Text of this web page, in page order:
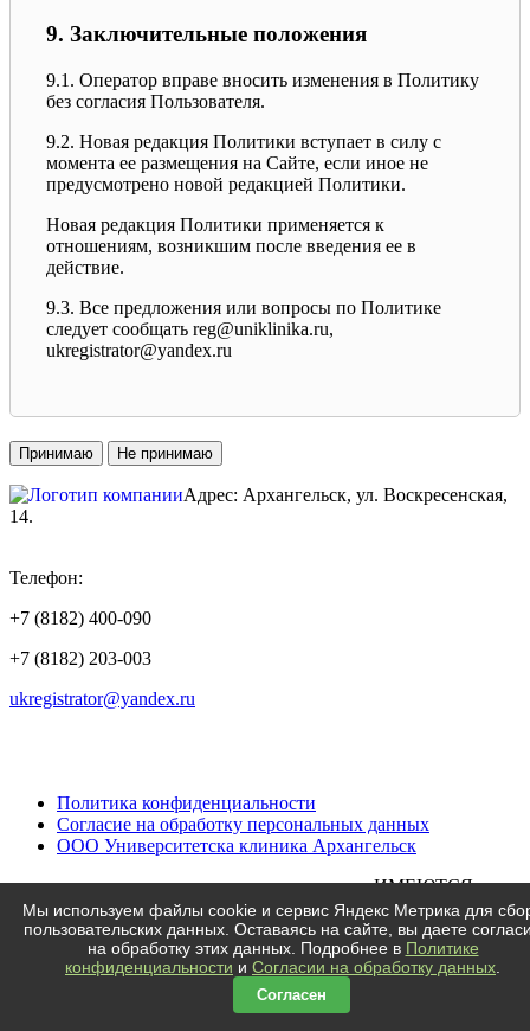
9. Заключительные положения
9.1. Оператор вправе вносить изменения в Политику
без согласия Пользователя.
9.2. Новая редакция Политики вступает в силу с
момента ее размещения на Сайте, если иное не
предусмотрено новой редакцией Политики.
Новая редакция Политики применяется к
отношениям, возникшим после введения ее в
действие.
9.3. Все предложения или вопросы по Политике
следует сообщать reg@uniklinika.ru,
ukregistrator@yandex.ru
Принимаю Не принимаю
Адрес: Архангельск, ул. Воскресенская,
14.
Телефон:
+7 (8182) 400-090
+7 (8182) 203-003
ukregistrator@yandex.ru
Политика конфиденциальности
Согласие на обработку персональных данных
ООО Университетска клиника Архангельск
«ИМЕЮТСЯ
ПРОТИВОПОКАЗАНИЯ, ТРЕБУЕТСЯ КОНСУЛЬТАЦИЯ
Мы используем файлы cookie и сервис Яндекс Метрика для
пользовательских данных. Оставаясь на сайте, вы даете
на обработку этих данных. Подробнее в Политике
конфиденциальности и Согласии на обработку данных
Согласен